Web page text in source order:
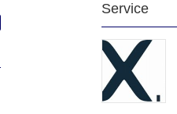
Service